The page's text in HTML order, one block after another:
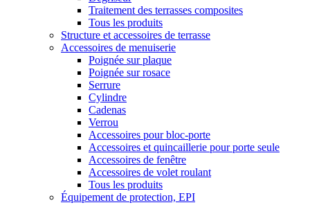
Traitement des terrasses composites
Tous les produits
Structure et accessoires de terrasse
Accessoires de menuiserie
Poignée sur plaque
Poignée sur rosace
Serrure
Cylindre
Cadenas
Verrou
Accessoires pour bloc-porte
Accessoires et quincaillerie pour porte seule
Accessoires de fenêtre
Accessoires de volet roulant
Tous les produits
Équipement de protection, EPI